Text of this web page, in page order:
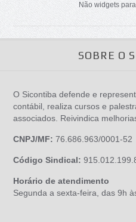
Não widgets
SOBRE O
O Sicontiba defende e
contábil, realiza cursos e
associados. Reivindica
CNPJ/MF: 76.686.963/0001-52
Código Sindical:
Horário de atendimento
Segunda a sexta-feira, das 9h